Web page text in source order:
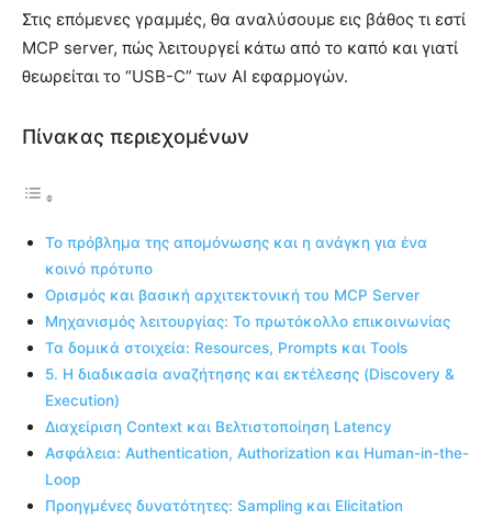
Στις επόμενες γραμμές, θα αναλύσουμε εις βάθος τι εστί
MCP server, πώς λειτουργεί κάτω από το καπό και γιατί
θεωρείται το “USB-C” των AI εφαρμογών.
Πίνακας περιεχομένων
Το πρόβλημα της απομόνωσης και η ανάγκη για ένα
κοινό πρότυπο
Ορισμός και βασική αρχιτεκτονική του MCP Server
Μηχανισμός λειτουργίας: Το πρωτόκολλο επικοινωνίας
Τα δομικά στοιχεία: Resources, Prompts και Tools
5. Η διαδικασία αναζήτησης και εκτέλεσης (Discovery &
Execution)
Διαχείριση Context και Βελτιστοποίηση Latency
Ασφάλεια: Authentication, Authorization και Human-in-the-
Loop
Προηγμένες δυνατότητες: Sampling και Elicitation